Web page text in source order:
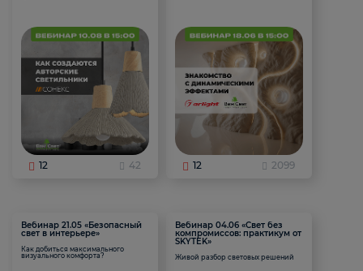
12 42 12 2099
Вебинар 21.05 «Безопасный
свет в интерьере»
Как добиться максимального
визуального комфорта?
Вебинар 04.06 «Свет без
компромиссов: практикум от
SKYTEK»
Живой разбор световых решений